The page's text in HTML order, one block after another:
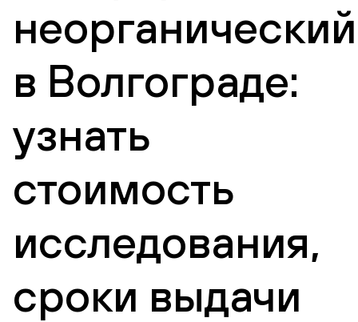
неорганический
в Волгограде:
узнать
стоимость
исследования,
сроки выдачи